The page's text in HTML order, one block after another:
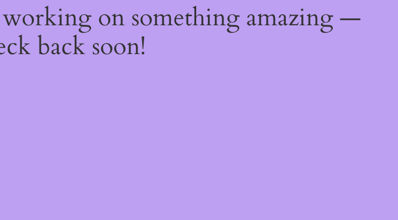
on something amazing —
back soon!